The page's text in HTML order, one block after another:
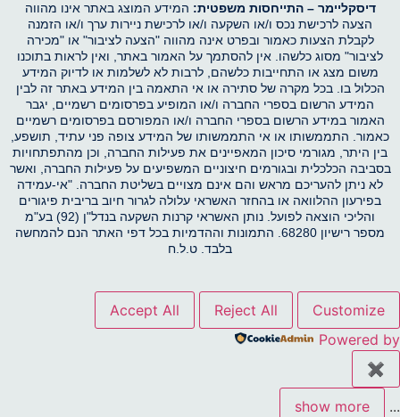
דיסקליימר – התייחסות משפטית: המידע המוצג באתר אינו מהווה
הצעה לרכישת נכס ו/או השקעה ו/או לרכישת ניירות ערך ו/או הזמנה
לקבלת הצעות כאמור ובפרט אינה מהווה "הצעה לציבור" או "מכירה
לציבור" מסוג כלשהו. אין להסתמך על האמור באתר, ואין לראות בתוכנו
משום מצג או התחייבות כלשהם, לרבות לא לשלמות או לדיוק המידע
הכלול בו. בכל מקרה של סתירה או אי התאמה בין המידע באתר זה לבין
המידע הרשום בספרי החברה ו/או המופיע בפרסומים רשמיים, יגבר
האמור במידע הרשום בספרי החברה ו/או המפורסם בפרסומים רשמיים
כאמור. התממשותו או אי התממשותו של המידע צופה פני עתיד, תושפע,
בין היתר, מגורמי סיכון המאפיינים את פעילות החברה, וכן מהתפתחויות
בסביבה הכלכלית ובגורמים חיצוניים המשפיעים על פעילות החברה, ואשר
לא ניתן להעריכם מראש והם אינם מצויים בשליטת החברה. "אי-עמידה
בפירעון ההלוואה או בהחזר האשראי עלולה לגרור חיוב בריבית פיגורים
והליכי הוצאה לפועל. נותן האשראי קרנות השקעה בנדל"ן (92) בע"מ
מספר רישיון 68280. התמונות וההדמיות בכל דפי האתר הנם להמחשה
בלבד. ט.ל.ח
Customize
Reject All
Accept All
Powered by
✖
...
show more